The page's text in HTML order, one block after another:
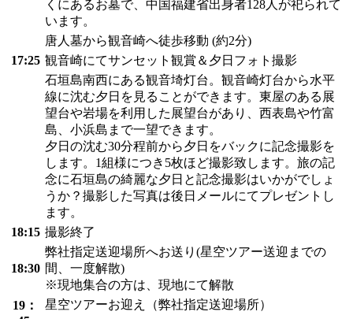
くにあるお墓で、中国福建省出身者128人が祀られて
います。
唐人墓から観音崎へ徒歩移動 (約2分)
17:25 観音崎にてサンセット観賞＆夕日フォト撮影
石垣島南西にある観音埼灯台。観音崎灯台から水平
線に沈む夕日を見ることができます。東屋のある展
望台や岩場を利用した展望台があり、西表島や竹富
島、小浜島まで一望できます。
夕日の沈む30分程前から夕日をバックに記念撮影を
します。1組様につき5枚ほど撮影致します。旅の記
念に石垣島の綺麗な夕日と記念撮影はいかがでしょ
うか？撮影した写真は後日メールにてプレゼントし
ます。
18:15 撮影終了
18:30
弊社指定送迎場所へお送り(星空ツアー送迎までの
間、一度解散)
※現地集合の方は、現地にて解散
19：
星空ツアーお迎え（弊社指定送迎場所）